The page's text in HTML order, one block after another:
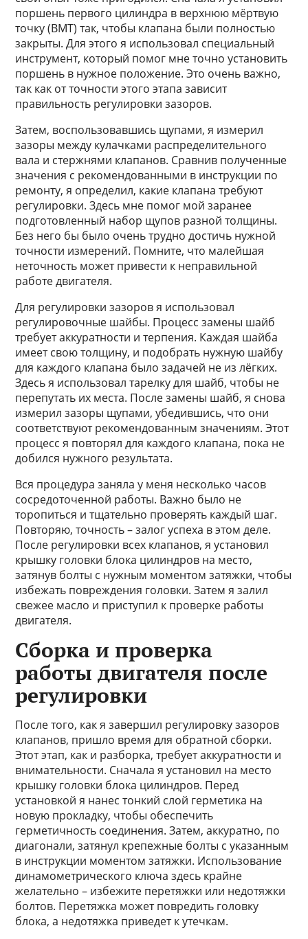
поршень первого цилиндра в верхнюю мёртвую
точку (ВМТ) так, чтобы клапана были полностью
закрыты. Для этого я использовал специальный
инструмент, который помог мне точно установить
поршень в нужное положение. Это очень важно,
так как от точности этого этапа зависит
правильность регулировки зазоров.
Затем, воспользовавшись щупами, я измерил
зазоры между кулачками распределительного
вала и стержнями клапанов. Сравнив полученные
значения с рекомендованными в инструкции по
ремонту, я определил, какие клапана требуют
регулировки. Здесь мне помог мой заранее
подготовленный набор щупов разной толщины.
Без него бы было очень трудно достичь нужной
точности измерений. Помните, что малейшая
неточность может привести к неправильной
работе двигателя.
Для регулировки зазоров я использовал
регулировочные шайбы. Процесс замены шайб
требует аккуратности и терпения. Каждая шайба
имеет свою толщину, и подобрать нужную шайбу
для каждого клапана было задачей не из лёгких.
Здесь я использовал тарелку для шайб, чтобы не
перепутать их места. После замены шайб, я снова
измерил зазоры щупами, убедившись, что они
соответствуют рекомендованным значениям. Этот
процесс я повторял для каждого клапана, пока не
добился нужного результата.
Вся процедура заняла у меня несколько часов
сосредоточенной работы. Важно было не
торопиться и тщательно проверять каждый шаг.
Повторяю, точность – залог успеха в этом деле.
После регулировки всех клапанов, я установил
крышку головки блока цилиндров на место,
затянув болты с нужным моментом затяжки, чтобы
избежать повреждения головки. Затем я залил
свежее масло и приступил к проверке работы
двигателя.
Сборка и проверка
работы двигателя после
регулировки
После того, как я завершил регулировку зазоров
клапанов, пришло время для обратной сборки.
Этот этап, как и разборка, требует аккуратности и
внимательности. Сначала я установил на место
крышку головки блока цилиндров. Перед
установкой я нанес тонкий слой герметика на
новую прокладку, чтобы обеспечить
герметичность соединения. Затем, аккуратно, по
диагонали, затянул крепежные болты с указанным
в инструкции моментом затяжки. Использование
динамометрического ключа здесь крайне
желательно – избежите перетяжки или недотяжки
болтов. Перетяжка может повредить головку
блока, а недотяжка приведет к утечкам.